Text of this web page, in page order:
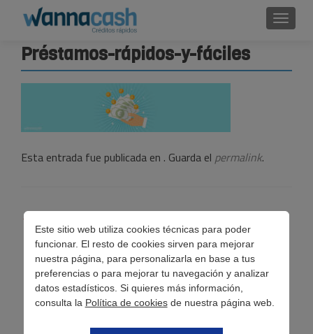
Este sitio web utiliza cookies técnicas para poder
funcionar. El resto de cookies sirven para mejorar
nuestra página, para personalizarla en base a tus
preferencias o para mejorar tu navegación y analizar
datos estadísticos. Si quieres más información,
consulta la Política de cookiesde nuestra página web.
Préstamos-rápidos-y-fáciles
Esta entrada fue publicada en . Guarda el permalink.
Navegación
de
entradas
←